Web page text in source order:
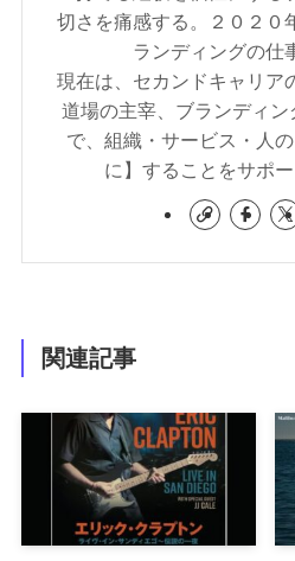
切さを痛感する。２０２０
ランディングの仕
現在は、セカンドキャリア
道場の主宰、ブランディ
で、組織・サービス・人
に】することをサポー
関連記事